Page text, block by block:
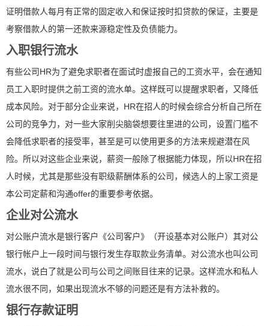
证明借款人每月有正常的固定收入和保证按时扣贷款的保证，主要是
考察借款人的第一还款来源稳定性及负债能力。
入职银行流水
有些公司HR为了避免求职者在面试时虚报自己的工资水平，会在通知
员工入职时提供之前工资的流水单。这样既可以提醒求职者，又降低
成本风险。对于部分企业来说，HR在招人的时候会综合分析自己所在
公司的竞争力，对一些大家削尖脑袋想要往里进的公司，设置门槛不
会降低求职者的接受率，甚至是可以使用更多的方法来规避潜在风
险。所以对这些企业来说，薪资一般除了根据能力体现，所以HR在招
人时候，尤其是那些没有职级薪酬体系的公司，候选人的上家工资是
本公司定薪和沟通offer的重要参考依据。
企业对公流水
对公账户流水是银行客户《公司客户》（开设基本对公账户）其对公
银行帐户上一段时间与银行发生存取款业务清单。对公流水也叫公司
流水，说白了就是公司与公司之间账目往来的记录。这样流水和私人
流水很不同，如果出现流水不够的问题还是有方法补救的。
银行存款证明